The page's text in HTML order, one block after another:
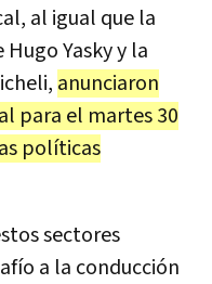
al igual que la
Yasky y la
anunciaron
para el martes 30
políticas
sectores
a la conducción